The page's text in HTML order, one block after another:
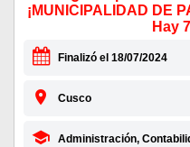
¡MUNICIPALIDAD DE
Hay
Finalizó el 18/07/2024
Cusco
Administración,